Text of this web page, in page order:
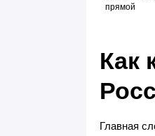
прямой
Как
Главная